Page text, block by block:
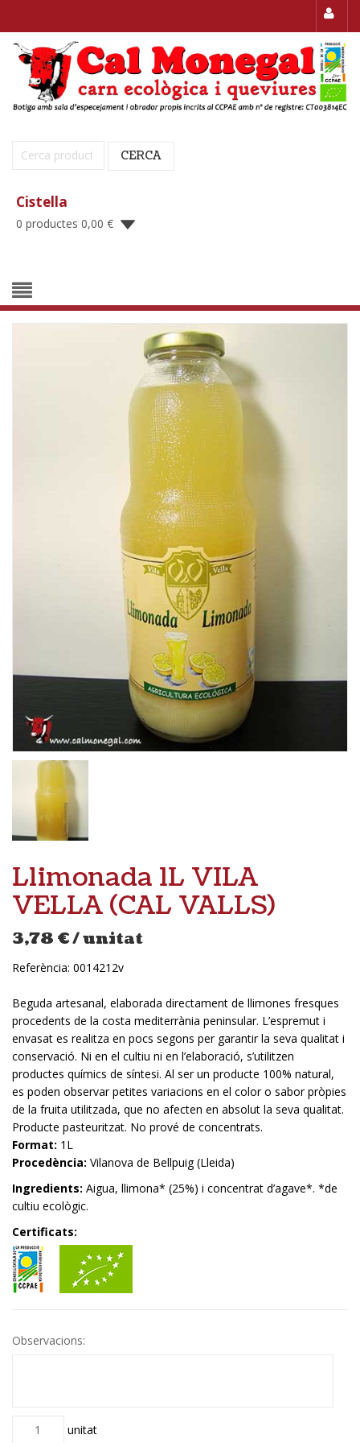
Cerca: CERCA
Cistella
0 productes 0,00 €
Llimonada 1L VILA
VELLA (CAL VALLS)
3,78 €/ unitat
Referència: 0014212v
Beguda artesanal, elaborada directament de llimones fresques
procedents de la costa mediterrània peninsular. L’espremut i
envasat es realitza en pocs segons per garantir la seva qualitat i
conservació. Ni en el cultiu ni en l’elaboració, s’utilitzen
productes químics de síntesi. Al ser un producte 100% natural,
es poden observar petites variacions en el color o sabor pròpies
de la fruita utilitzada, que no afecten en absolut la seva qualitat.
Producte pasteuritzat. No prové de concentrats.
Format: 1L
Procedència: Vilanova de Bellpuig (Lleida)
Ingredients: Aigua, llimona* (25%) i concentrat d’agave*. *de
cultiu ecològic.
Certificats:
Observacions:
Quantitat unitat